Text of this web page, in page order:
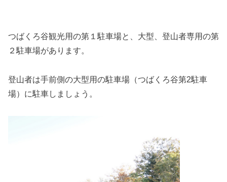
つばくろ谷観光用の第１駐車場と、大型、登山者専用の第
２駐車場があります。
登山者は手前側の大型用の駐車場（つばくろ谷第2駐車
場）に駐車しましょう。